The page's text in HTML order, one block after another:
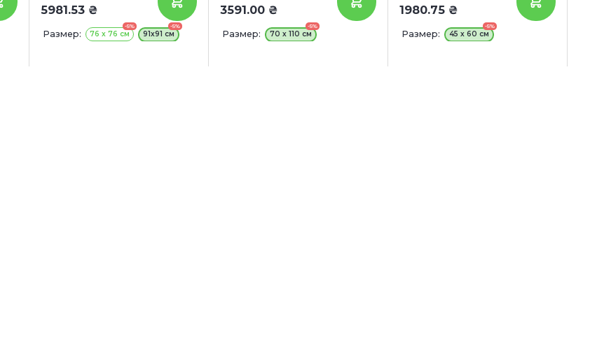
5981.53 ₴
Размер:
-5%
76 х 76 см
-5%
91х91 см
3591.00 ₴
Размер:
-5%
70 х 110 см
1980.75 ₴
Размер:
-5%
45 х 60 см